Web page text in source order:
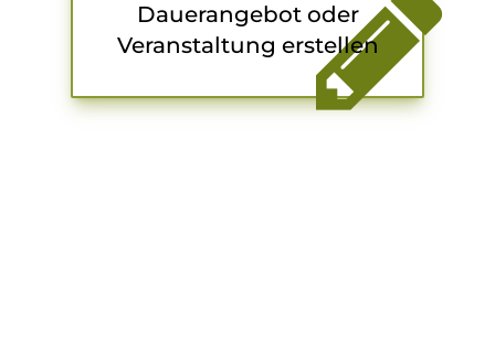
Dauerangebot oder
Veranstaltung erstellen